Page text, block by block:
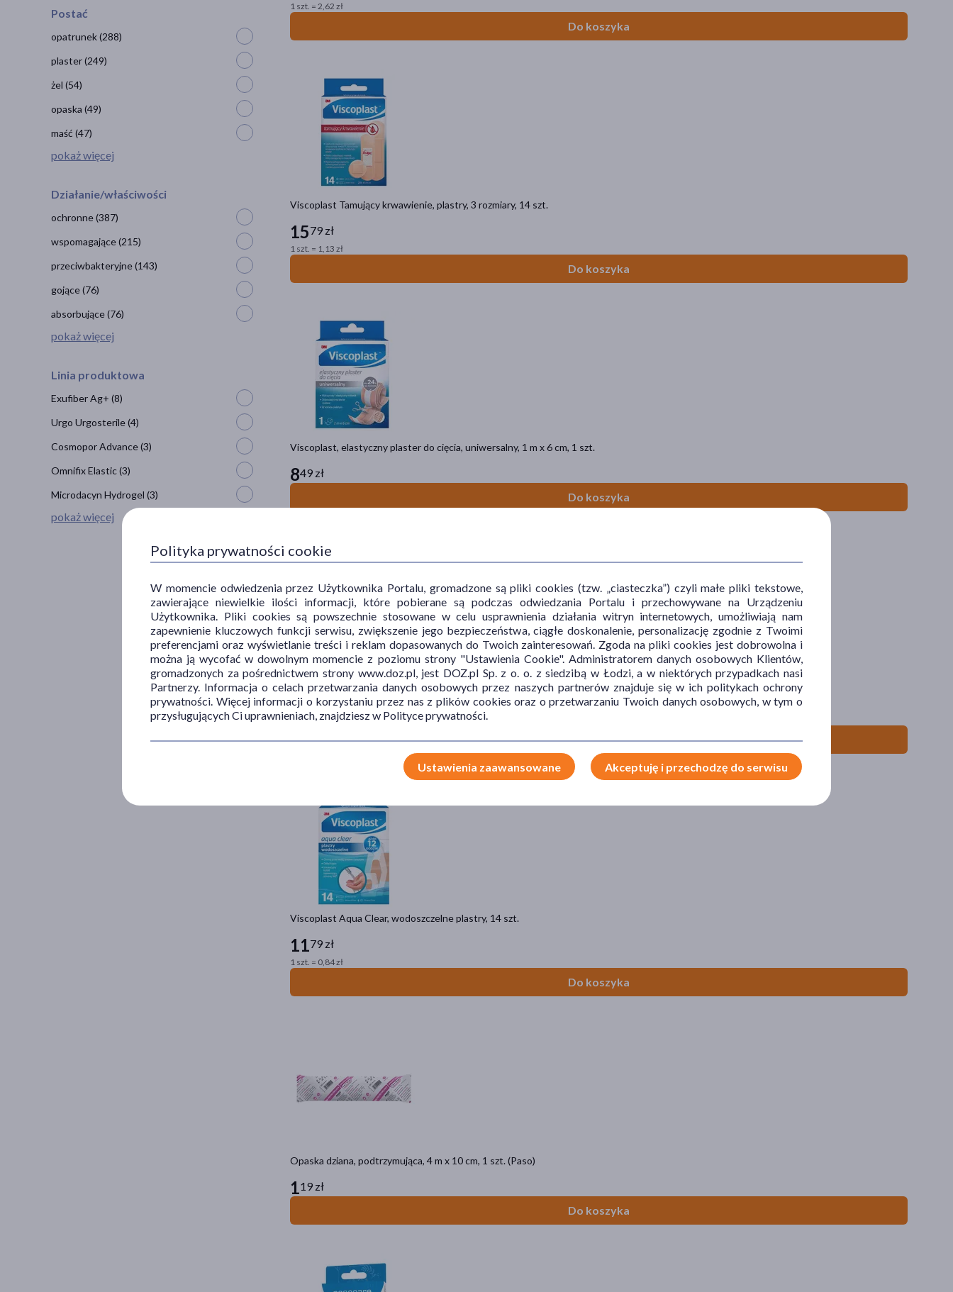
1 szt. = 2,62 zł
Do koszyka
Viscoplast Tamujący krwawienie, plastry, 3 rozmiary, 14 szt.
1579 zł
1 szt. = 1,13 zł
Do koszyka
Viscoplast, elastyczny plaster do cięcia, uniwersalny, 1 m x 6 cm, 1 szt.
849 zł
Do koszyka
Niedostępne online
Vitammy Autoband, kohezyjny bandaż elastyczny, 2,5 cm x 4,5 m, mix kolorów, wzorów, 12 szt.
6199 zł
1 szt. = 5,17 zł
Zobacz szczegóły
Viscoplast Aqua Clear, wodoszczelne plastry, 14 szt.
1179 zł
1 szt. = 0,84 zł
Do koszyka
Opaska dziana, podtrzymująca, 4 m x 10 cm, 1 szt. (Paso)
119 zł
Do koszyka
Postać
opatrunek(288)
plaster(249)
żel (54)
opaska (49)
maść (47)
pokaż więcej
Działanie/właściwości
ochronne(387)
wspomagające(215)
przeciwbakteryjne(143)
gojące(76)
absorbujące(76)
pokaż więcej
Linia produktowa
Exufiber Ag+ (8)
Urgo Urgosterile(4)
Cosmopor Advance(3)
Omnifix Elastic(3)
Microdacyn Hydrogel (3)
pokaż więcej
Polityka prywatności cookie
W momencie odwiedzenia przez Użytkownika Portalu, gromadzone są pliki cookies (tzw. „ciasteczka”) czyli małe pliki tekstowe,
zawierające niewielkie ilości informacji, które pobierane są podczas odwiedzania Portalu i przechowywane na Urządzeniu
Użytkownika. Pliki cookies są powszechnie stosowane w celu usprawnienia działania witryn internetowych, umożliwiają nam
zapewnienie kluczowych funkcji serwisu, zwiększenie jego bezpieczeństwa, ciągłe doskonalenie, personalizację zgodnie z Twoimi
preferencjami oraz wyświetlanie treści i reklam dopasowanych do Twoich zainteresowań. Zgoda na pliki cookies jest dobrowolna i
można ją wycofać w dowolnym momencie z poziomu strony "Ustawienia Cookie". Administratorem danych osobowych Klientów,
gromadzonych za pośrednictwem strony www.doz.pl, jest DOZ.pl Sp. z o. o. z siedzibą w Łodzi, a w niektórych przypadkach nasi
Partnerzy. Informacja o celach przetwarzania danych osobowych przez naszych partnerów znajduje się w ich politykach ochrony
prywatności. Więcej informacji o korzystaniu przez nas z plików cookies oraz o przetwarzaniu Twoich danych osobowych, w tym o
przysługujących Ci uprawnieniach, znajdziesz w Polityce prywatności.
Ustawienia zaawansowane Akceptuję i przechodzę do serwisu